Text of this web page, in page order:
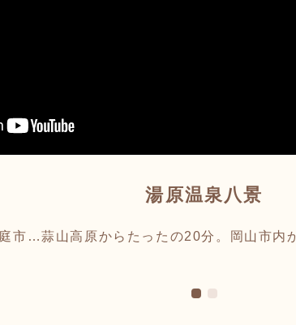
湯原温泉八景
市…蒜山高原からたったの20分。岡山市内